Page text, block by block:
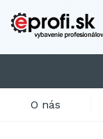
O nás